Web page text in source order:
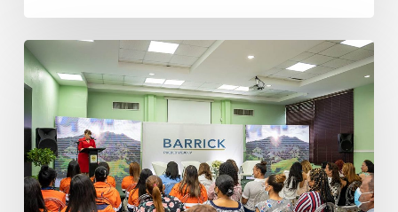
Egresadas
de
UTECO
comparten
sus
experiencias
profesionales
en
la
mina